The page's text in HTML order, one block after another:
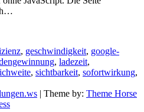
, geschwindigkeit, google-
, ladezeit,
, sichtbarkeit, sofortwirkung,
| Theme by: Theme Horse